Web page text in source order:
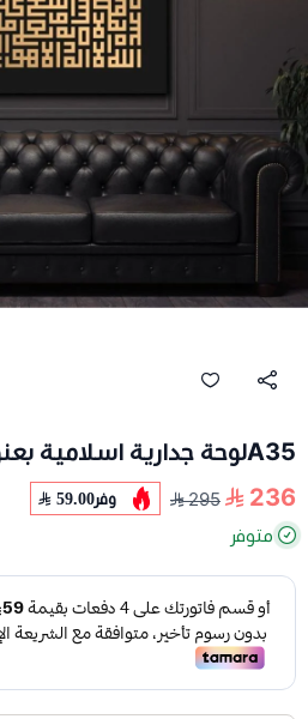
A35لوحة جدارية اسلامية بعنوان اية الكرسي
236
295 وفر59.00
متوفر